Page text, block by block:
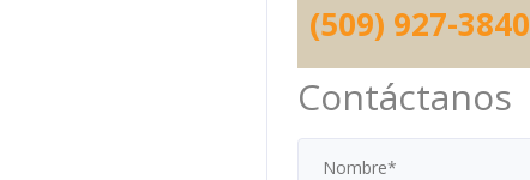
(509) 927-3840
Contáctanos